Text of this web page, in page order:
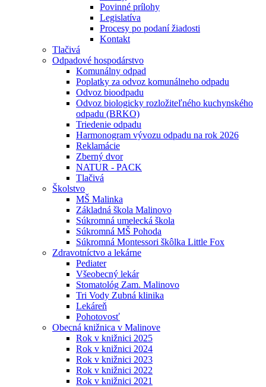
Povinné prílohy
Legislatíva
Procesy po podaní žiadosti
Kontakt
Tlačivá
Odpadové hospodárstvo
Komunálny odpad
Poplatky za odvoz komunálneho odpadu
Odvoz bioodpadu
Odvoz biologicky rozložiteľného kuchynského
odpadu (BRKO)
Triedenie odpadu
Harmonogram vývozu odpadu na rok 2026
Reklamácie
Zberný dvor
NATUR - PACK
Tlačivá
Školstvo
MŠ Malinka
Základná škola Malinovo
Súkromná umelecká škola
Súkromná MŠ Pohoda
Súkromná Montessori škôlka Little Fox
Zdravotníctvo a lekárne
Pediater
Všeobecný lekár
Stomatológ Zam. Malinovo
Tri Vody Zubná klinika
Lekáreň
Pohotovosť
Obecná knižnica v Malinove
Rok v knižnici 2025
Rok v knižnici 2024
Rok v knižnici 2023
Rok v knižnici 2022
Rok v knižnici 2021